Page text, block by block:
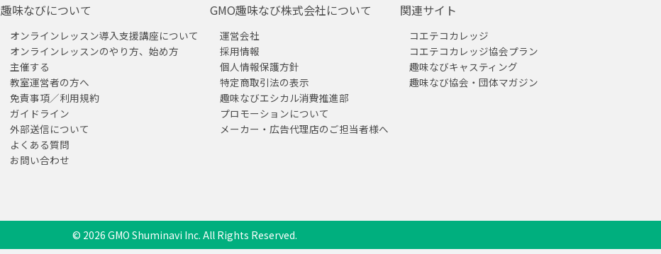
趣味なびについて
オンラインレッスン導入支援講座について
オンラインレッスンのやり方、始め方
主催する
教室運営者の方へ
免責事項／利用規約
ガイドライン
外部送信について
よくある質問
お問い合わせ
GMO趣味なび株式会社について
運営会社
採用情報
個人情報保護方針
特定商取引法の表示
趣味なびエシカル消費推進部
プロモーションについて
メーカー・広告代理店のご担当者様へ
関連サイト
コエテコカレッジ
コエテコカレッジ協会プラン
趣味なびキャスティング
趣味なび協会・団体マガジン
© 2026 GMO Shuminavi Inc. All Rights Reserved.